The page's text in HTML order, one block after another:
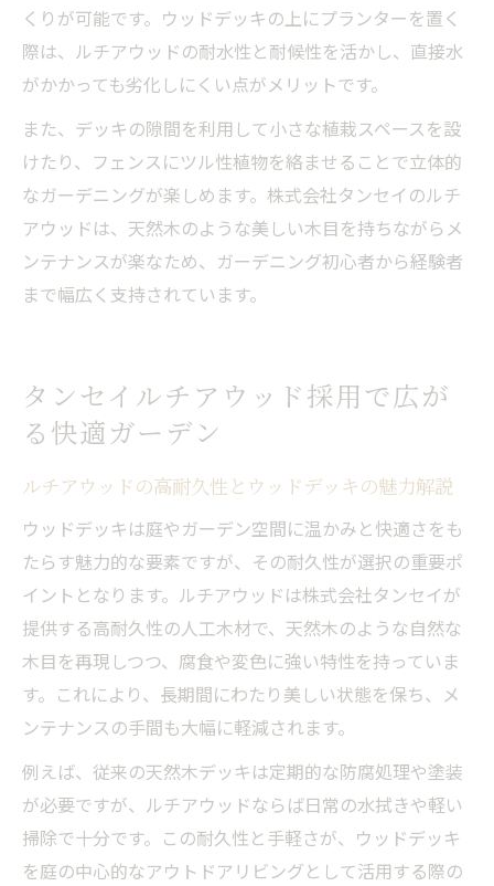
くりが可能です。ウッドデッキの上にプランターを置く
際は、ルチアウッドの耐水性と耐候性を活かし、直接水
がかかっても劣化しにくい点がメリットです。
また、デッキの隙間を利用して小さな植栽スペースを設
けたり、フェンスにツル性植物を絡ませることで立体的
なガーデニングが楽しめます。株式会社タンセイのルチ
アウッドは、天然木のような美しい木目を持ちながらメ
ンテナンスが楽なため、ガーデニング初心者から経験者
まで幅広く支持されています。
タンセイルチアウッド採用で広が
る快適ガーデン
ルチアウッドの高耐久性とウッドデッキの魅力解説
ウッドデッキは庭やガーデン空間に温かみと快適さをも
たらす魅力的な要素ですが、その耐久性が選択の重要ポ
イントとなります。ルチアウッドは株式会社タンセイが
提供する高耐久性の人工木材で、天然木のような自然な
木目を再現しつつ、腐食や変色に強い特性を持っていま
す。これにより、長期間にわたり美しい状態を保ち、メ
ンテナンスの手間も大幅に軽減されます。
例えば、従来の天然木デッキは定期的な防腐処理や塗装
が必要ですが、ルチアウッドならば日常の水拭きや軽い
掃除で十分です。この耐久性と手軽さが、ウッドデッキ
を庭の中心的なアウトドアリビングとして活用する際の